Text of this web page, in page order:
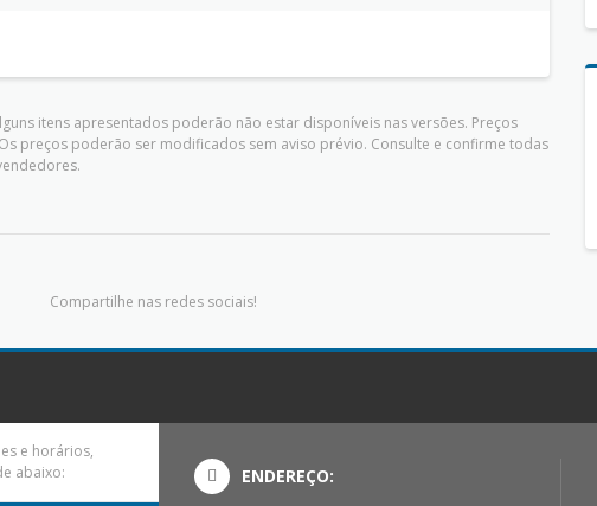
itens apresentados poderão não estar disponíveis nas versões. Preços
preços poderão ser modificados sem aviso prévio. Consulte e confirme todas
Compartilhe nas redes sociais!
e horários,
abaixo:
ENDEREÇO: